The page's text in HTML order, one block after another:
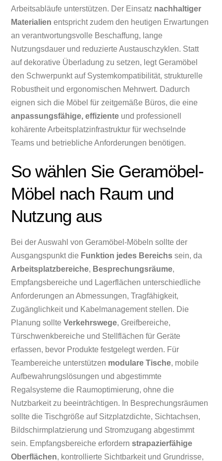
Arbeitsabläufe unterstützen. Der Einsatz nachhaltiger
Materialien entspricht zudem den heutigen Erwartungen
an verantwortungsvolle Beschaffung, lange
Nutzungsdauer und reduzierte Austauschzyklen. Statt
auf dekorative Überladung zu setzen, legt Geramöbel
den Schwerpunkt auf Systemkompatibilität, strukturelle
Robustheit und ergonomischen Mehrwert. Dadurch
eignen sich die Möbel für zeitgemäße Büros, die eine
anpassungsfähige, effiziente und professionell
kohärente Arbeitsplatzinfrastruktur für wechselnde
Teams und betriebliche Anforderungen benötigen.
So wählen Sie Geramöbel-
Möbel nach Raum und
Nutzung aus
Bei der Auswahl von Geramöbel-Möbeln sollte der
Ausgangspunkt die Funktion jedes Bereichs sein, da
Arbeitsplatzbereiche, Besprechungsräume,
Empfangsbereiche und Lagerflächen unterschiedliche
Anforderungen an Abmessungen, Tragfähigkeit,
Zugänglichkeit und Kabelmanagement stellen. Die
Planung sollteVerkehrswege, Greifbereiche,
Türschwenkbereiche und Stellflächen für Geräte
erfassen, bevor Produkte festgelegt werden. Für
Teambereiche unterstützen modulare Tische, mobile
Aufbewahrungslösungen und abgestimmte
Regalsysteme die Raumoptimierung, ohne die
Nutzbarkeit zu beeinträchtigen. In Besprechungsräumen
sollte die Tischgröße auf Sitzplatzdichte, Sichtachsen,
Bildschirmplatzierung und Stromzugang abgestimmt
sein. Empfangsbereiche erfordernstrapazierfähige
Oberflächen, kontrollierte Sichtbarkeit und Grundrisse,